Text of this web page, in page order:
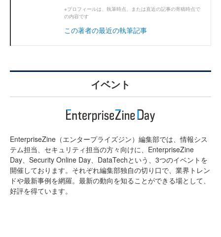
※プロフィールは、執筆時点、または直近の記事の寄稿時点で
の内容です
この著者の最近の執筆記事
イベント
EnterpriseZine（エンタープライズジン）編集部では、情報シス
テム担当、セキュリティ担当の方々向けに、EnterpriseZine
Day、Security Online Day、DataTechという、3つのイベントを
開催しております。それぞれ編集部独自の切り口で、業界トレン
ドや最新事例を網羅。最新の動向を知ることができる場として、
好評を得ています。